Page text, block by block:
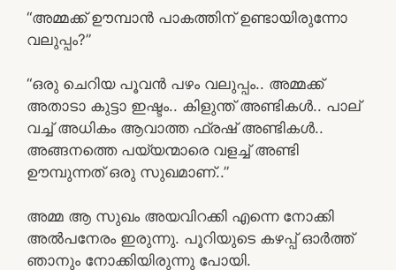
“അമ്മക്ക് ഊമ്പാൻ പാകത്തിന് ഉണ്ടായിരുന്നോ
വലുപ്പം?”
“ഒരു ചെറിയ പൂവൻ പഴം വലുപ്പം.. അമ്മക്ക്
അതാടാ കുട്ടാ ഇഷ്ടം.. കിളുന്ത് അണ്ടികൾ.. പാല്
വച്ച് അധികം ആവാത്ത ഫ്രഷ് അണ്ടികൾ..
അങ്ങനത്തെ പയ്യന്മാരെ വളച്ച് അണ്ടി
ഊമ്പുന്നത് ഒരു സുഖമാണ്..”
അമ്മ ആ സുഖം അയവിറക്കി എന്നെ നോക്കി
അൽപനേരം ഇരുന്നു. പൂറിയുടെ കഴപ്പ് ഓർത്ത്
ഞാനും നോക്കിയിരുന്നു പോയി.